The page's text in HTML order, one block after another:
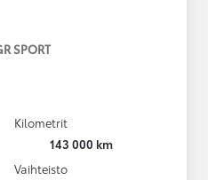
SPORT
Kilometrit
143 000 km
Vaihteisto